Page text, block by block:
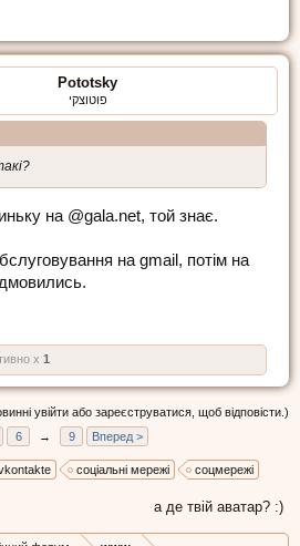
Pototsky
פוטוצקי
на @gala.net, той знає.
на gmail, потім на
x 1
увійти або зареєструватися, щоб відповісти.)
6 → 9 Вперед >
соціальні мережі соцмережі
а де твій аватар? :)